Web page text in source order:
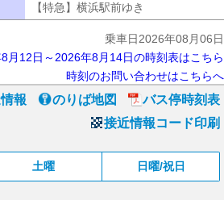
【特急】横浜駅前ゆき
乗車日2026年08月06日
月12日～2026年8月14日の時刻表はこちら
時刻のお問い合わせはこちらへ
報 のりば地図
バス停時刻表
接近情報コード印刷
土曜 日曜/祝日